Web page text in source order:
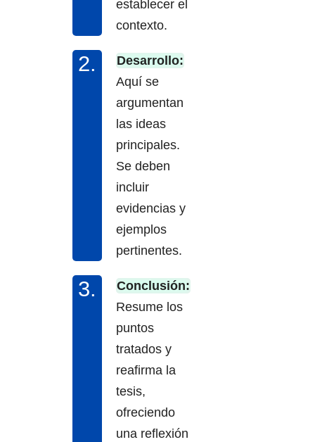
establecer el
contexto.
Desarrollo:
Aquí se
argumentan
las ideas
principales.
Se deben
incluir
evidencias y
ejemplos
pertinentes.
Conclusión:
Resume los
puntos
tratados y
reafirma la
tesis,
ofreciendo
una reflexión